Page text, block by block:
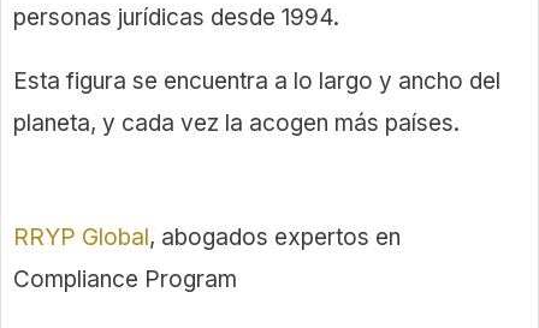
personas jurídicas desde 1994.
Esta figura se encuentra a lo largo y ancho del
planeta, y cada vez la acogen más países.
RRYP Global, abogados expertos en
Compliance Program